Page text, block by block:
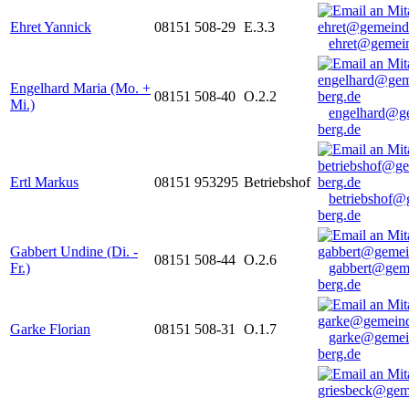
Ehret Yannick 08151 508-29 E.3.3
Engelhard Maria (Mo. +
Mi.)
08151 508-40 O.2.2
berg.de
Ertl Markus 08151 953295 Betriebshof
berg.de
Gabbert Undine (Di. -
Fr.)
08151 508-44 O.2.6
berg.de
Garke Florian 08151 508-31 O.1.7
berg.de